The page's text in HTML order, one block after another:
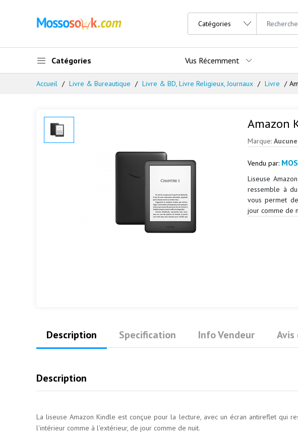
Catégories Vus Récemment
Accueil Livre & Bureautique Livre & BD, Livre Religieux, Journaux Livre
Amazon
Marque:Aucune
Vendu par:
Liseuse
ressemble à
vous permet
jour comme de
Description Specification Info Vendeur
Description
La liseuse Amazon Kindle est conçue pour la lecture, avec un écran antireflet
l'intérieur comme à l'extérieur, de jour comme de nuit.